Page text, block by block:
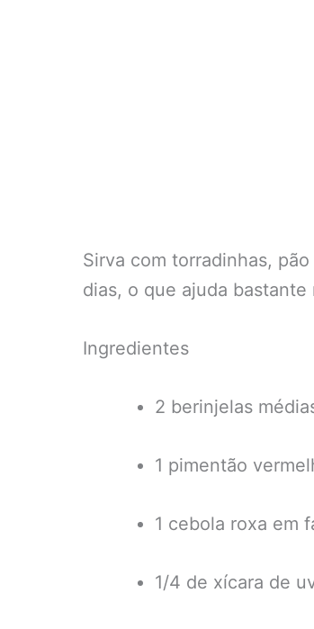
Sirva com torradinhas,
dias, o que ajuda
Ingredientes
2 berinjelas
1 pimentão
1 cebola roxa em
1/4 de xícara de